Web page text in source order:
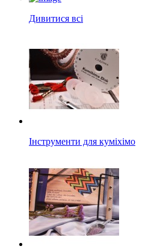
Дивитися всі
Інструменти для куміхімо